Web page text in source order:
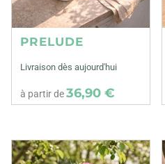
PRELUDE
Livraison dès aujourd'hui
à partir de36,90 €